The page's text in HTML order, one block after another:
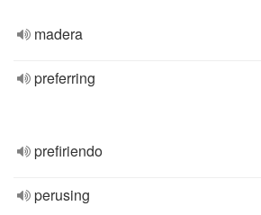
madera
preferring
prefiriendo
perusing